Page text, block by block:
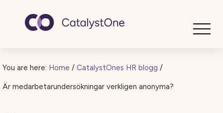
You are here: Home / CatalystOnes HR blogg /
Är medarbetarundersökningar verkligen anonyma?